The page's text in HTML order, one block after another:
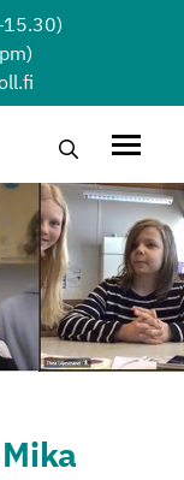
Hae…Avaa